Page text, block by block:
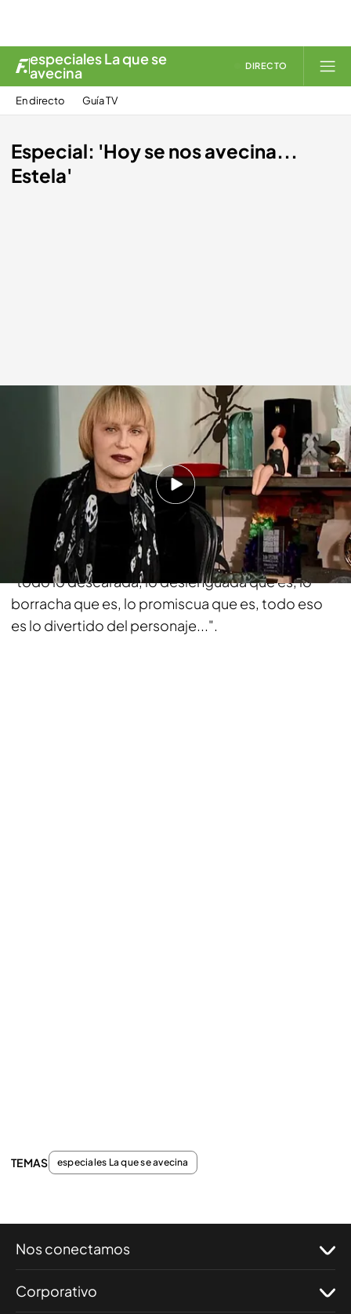
especiales La que se
avecina DIRECTO
En directo Guía TV
Especial: 'Hoy se nos avecina...
Estela'
01 ABR 2013 - 22:45h.
Compartir
Antonia San Juan nos cuenta todos los entresijos
de Estela Reynolds en 'Hoy se nos avecina...',
"todo lo descarada, lo deslenguada que es, lo
borracha que es, lo promiscua que es, todo eso
es lo divertido del personaje...".
TEMAS especiales La que se avecina
Nos conectamos
Corporativo